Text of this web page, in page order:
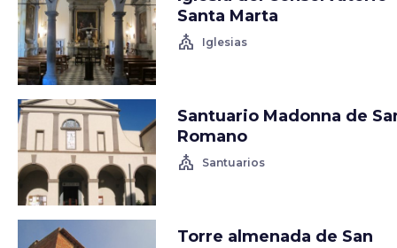
Santa Marta
church Iglesias
Santuario Madonna de
Romano
church Santuarios
Torre almenada de San